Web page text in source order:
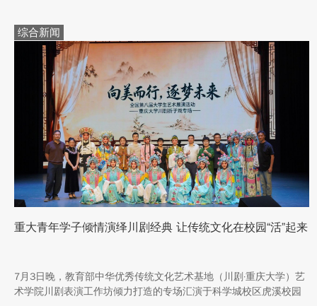
多地实地走访，深入了解国家在丝路文明传承、世界文化遗产保
护、西北地质生态治理等方面的建设成就与发展路径。
综合新闻
重大青年学子倾情演绎川剧经典 让传统文化在校园“活”起来
7月3日晚，教育部中华优秀传统文化艺术基地（川剧·重庆大学）艺
术学院川剧表演工作坊倾力打造的专场汇演于科学城校区虎溪校园